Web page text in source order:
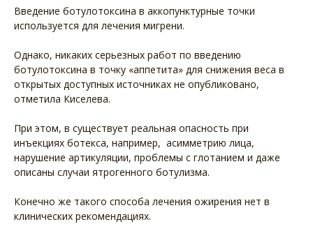
Введение ботулотоксина в аккопунктурные точки
используется для лечения мигрени.
Однако, никаких серьезных работ по введению
ботулотоксина в точку «аппетита» для снижения веса в
открытых доступных источниках не опубликовано,
отметила Киселева.
При этом, в существует реальная опасность при
инъекциях ботекса, например, асимметрию лица,
нарушение артикуляции, проблемы с глотанием и даже
описаны случаи ятрогенного ботулизма.
Конечно же такого способа лечения ожирения нет в
клинических рекомендациях.